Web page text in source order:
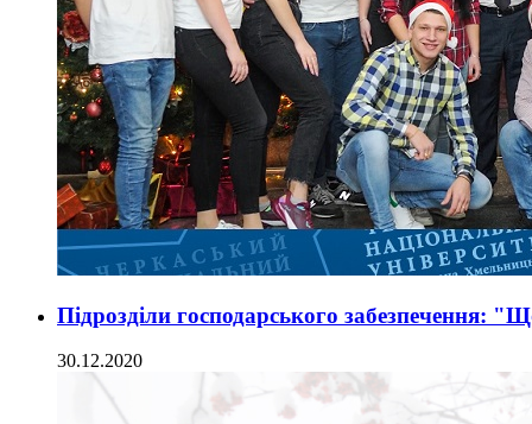
Підрозділи господарського забезпечення:
30.12.2020